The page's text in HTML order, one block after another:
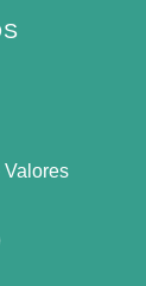
Valores